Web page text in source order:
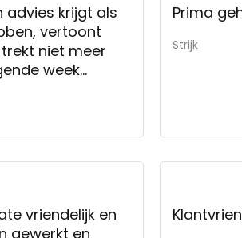
advies krijgt als
vertoont
niet meer
week
wordt
Prima
Strijk
vriendelijk en
gewerkt en